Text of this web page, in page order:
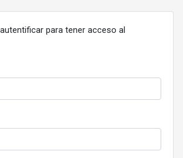
para tener acceso al